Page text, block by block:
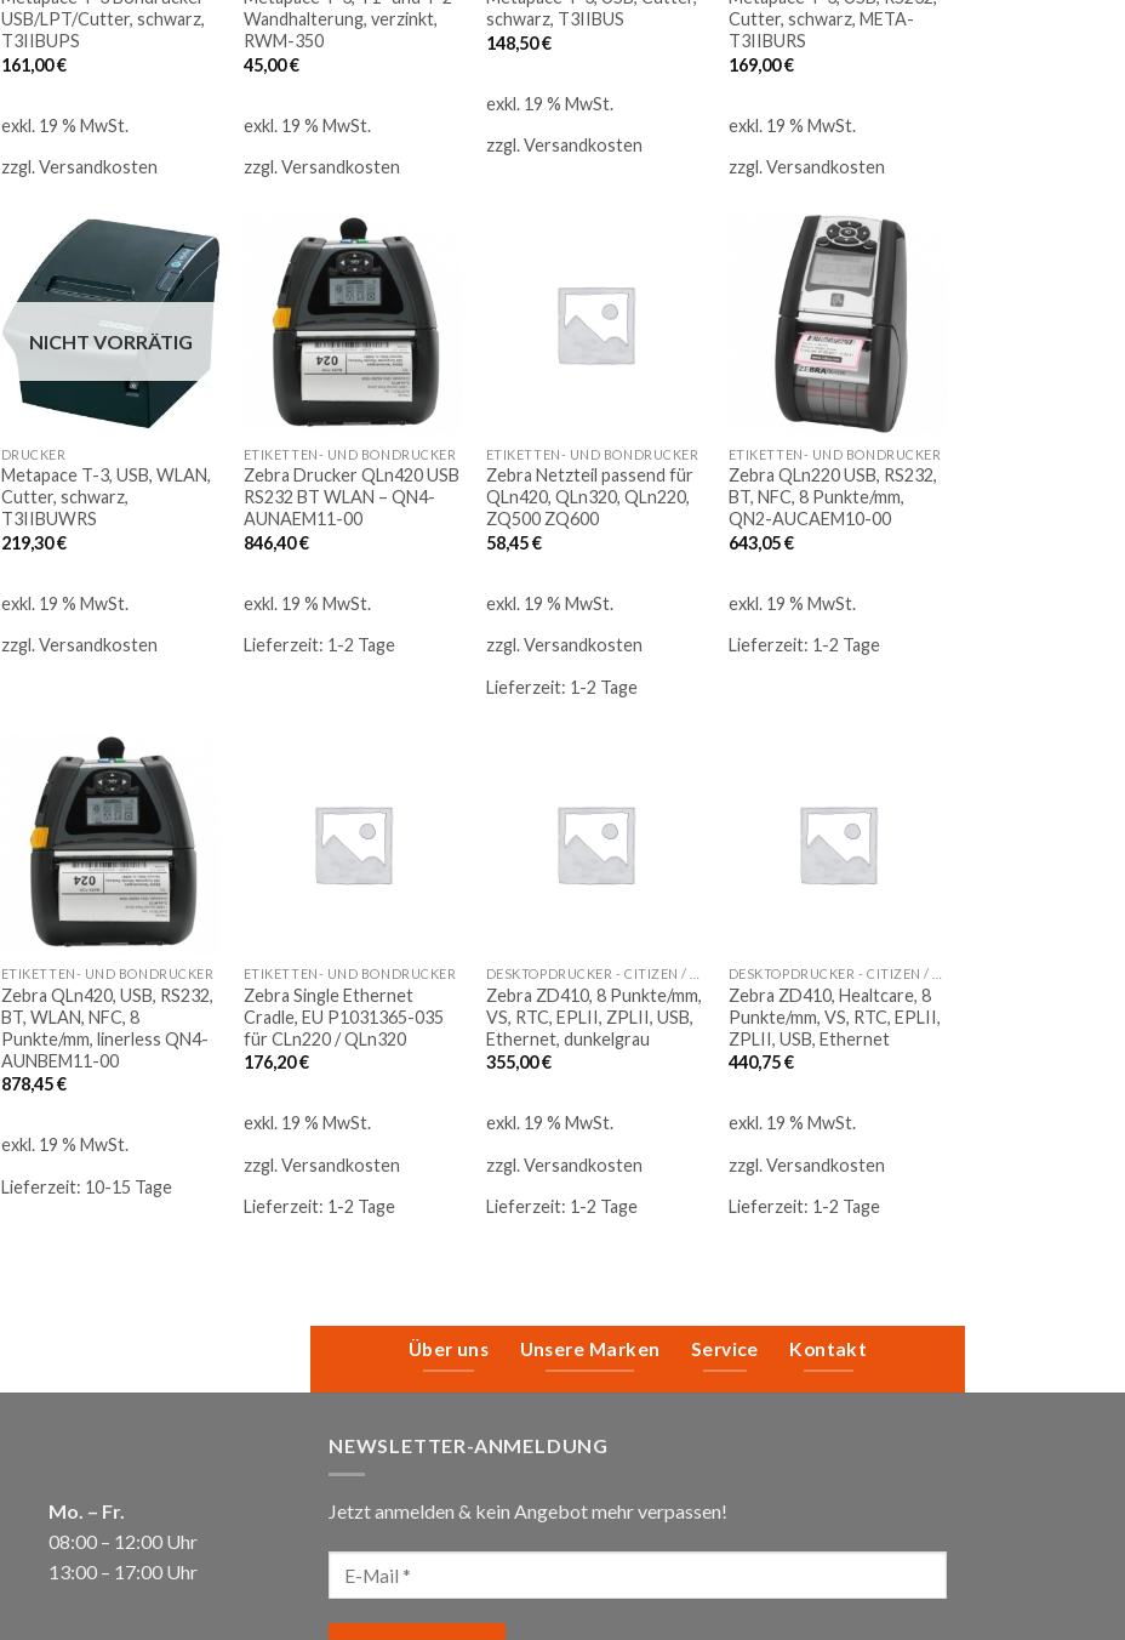
USB/LPT/Cutter, schwarz,
T3IIBUPS
161,00€
exkl. 19 % MwSt.
zzgl.Versandkosten
Wandhalterung, verzinkt,
RWM-350
45,00€
exkl. 19 % MwSt.
zzgl.Versandkosten
schwarz, T3IIBUS
148,50€
exkl. 19 % MwSt.
zzgl.Versandkosten
Cutter, schwarz, META-
T3IIBURS
169,00€
exkl. 19 % MwSt.
zzgl.Versandkosten
Auf
Merkliste
NICHT VORRÄTIG
DRUCKER
Metapace T-3, USB, WLAN,
Cutter, schwarz,
T3IIBUWRS
219,30€
exkl. 19 % MwSt.
zzgl.Versandkosten
Auf
die
Merkliste
ETIKETTEN- UND BONDRUCKER
Zebra Drucker QLn420 USB
RS232 BT WLAN – QN4-
AUNAEM11-00
846,40€
exkl. 19 % MwSt.
Lieferzeit: 1-2 Tage
Merkliste
ETIKETTEN- UND BONDRUCKER
Zebra Netzteil passend für
QLn420, QLn320, QLn220,
ZQ500 ZQ600
58,45€
exkl. 19 % MwSt.
zzgl.Versandkosten
Lieferzeit: 1-2 Tage
die
Merkliste
ETIKETTEN- UND BONDRUCKER
Zebra QLn220 USB, RS232,
BT, NFC, 8 Punkte/mm,
QN2-AUCAEM10-00
643,05€
exkl. 19 % MwSt.
Lieferzeit: 1-2 Tage
Auf
die
Merkliste
ETIKETTEN- UND BONDRUCKER
Zebra QLn420, USB, RS232,
BT, WLAN, NFC, 8
Punkte/mm, linerless QN4-
AUNBEM11-00
878,45€
exkl. 19 % MwSt.
Lieferzeit: 10-15 Tage
Merkliste
ETIKETTEN- UND BONDRUCKER
Zebra Single Ethernet
Cradle, EU P1031365-035
für CLn220 / QLn320
176,20€
exkl. 19 % MwSt.
zzgl.Versandkosten
Lieferzeit: 1-2 Tage
Merkliste
Zebra ZD410, 8 Punkte/mm,
VS, RTC, EPLII, ZPLII, USB,
Ethernet, dunkelgrau
355,00€
exkl. 19 % MwSt.
zzgl.Versandkosten
Lieferzeit: 1-2 Tage
Merkliste
Zebra ZD410, Healtcare, 8
Punkte/mm, VS, RTC, EPLII,
ZPLII, USB, Ethernet
440,75€
exkl. 19 % MwSt.
zzgl.Versandkosten
Lieferzeit: 1-2 Tage
Über uns Unsere Marken Service Kontakt
Mo. – Fr.
08:00 – 12:00 Uhr
13:00 – 17:00 Uhr
NEWSLETTER-ANMELDUNG
Jetzt anmelden & kein Angebot mehr verpassen!